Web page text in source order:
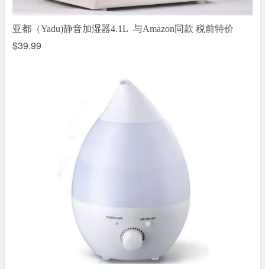
亚都（Yadu)静音加湿器4.1L 与Amazon同款 税前特价
$39.99